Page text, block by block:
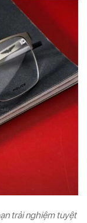
trải nghiệm tuyệt